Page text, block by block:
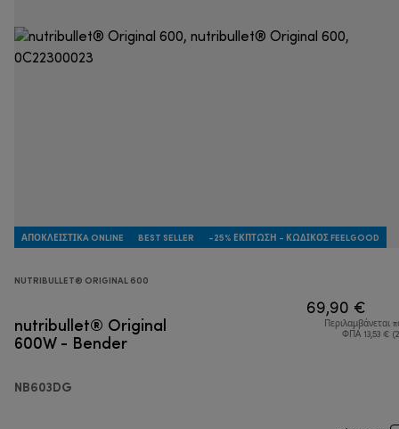
ΑΠΟΚΛΕΙΣΤΙΚA ONLINE BEST SELLER -25% ΈΚΠΤΩΣΗ - ΚΩΔΙΚΌΣ FEELGOOD
NUTRIBULLET® ORIGINAL 600
nutribullet® Original
600W - Bender
NB603DG
69,90 €
Περιλαμβάνεται
ΦΠΑ 13,53 €